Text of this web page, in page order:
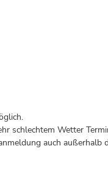
schlechtem Wetter
auch außerhalb